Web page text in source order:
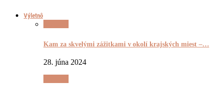
Výletnô
Kam za skvelými zážitkami v okolí krajských miest –…
28. júna 2024